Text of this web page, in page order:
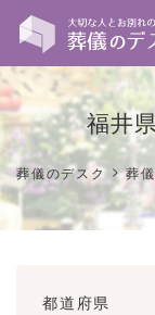
福井
葬儀のデスク >葬
都道府県